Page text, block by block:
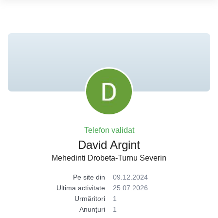
Telefon validat
David Argint
Mehedinti Drobeta-Turnu Severin
Pe site din
09.12.2024
Ultima activitate
25.07.2026
Urmăritori
1
Anunțuri
1